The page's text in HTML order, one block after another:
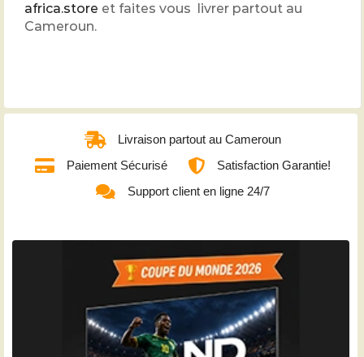
africa.store et faites vous livrer partout au
Cameroun.
Livraison partout au Cameroun
Paiement Sécurisé
Satisfaction Garantie!
Support client en ligne 24/7